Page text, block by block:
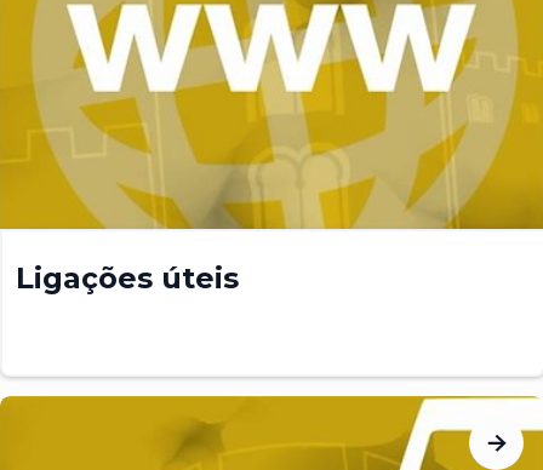
Ligações úteis